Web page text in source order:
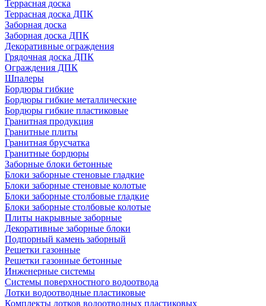
Террасная доска
Террасная доска ДПК
Заборная доска
Заборная доска ДПК
Декоративные ограждения
Грядочная доска ДПК
Ограждения ДПК
Шпалеры
Бордюры гибкие
Бордюры гибкие металлические
Бордюры гибкие пластиковые
Гранитная продукция
Гранитные плиты
Гранитная брусчатка
Гранитные бордюры
Заборные блоки бетонные
Блоки заборные стеновые гладкие
Блоки заборные стеновые колотые
Блоки заборные столбовые гладкие
Блоки заборные столбовые колотые
Плиты накрывные заборные
Декоративные заборные блоки
Подпорный камень заборный
Решетки газонные
Решетки газонные бетонные
Инженерные системы
Системы поверхностного водоотвода
Лотки водоотводные пластиковые
Комплекты лотков водоотводных пластиковых